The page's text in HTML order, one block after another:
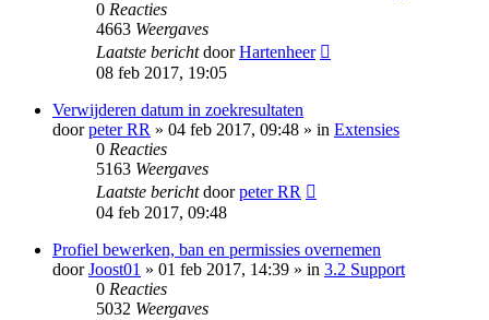
0 Reacties
4663 Weergaves
Laatste berichtdoorHartenheer
08 feb 2017, 19:05
Verwijderen datum in zoekresultaten
doorpeter RR » 04 feb 2017, 09:48 » in Extensies
0 Reacties
5163 Weergaves
Laatste berichtdoorpeter RR
04 feb 2017, 09:48
Profiel bewerken, ban en permissies overnemen
doorJoost01 » 01 feb 2017, 14:39 » in 3.2 Support
0 Reacties
5032 Weergaves